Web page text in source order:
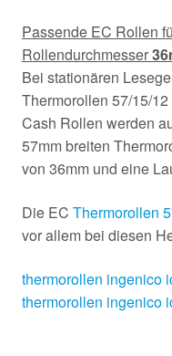
Passende EC Rollen
Rollendurchmesser
Bei stationären
Thermorollen 57/15/
Cash Rollen werden
57mm breiten
von 36mm und eine
Die EC Thermorollen
vor allem bei diesen
thermorollen ingenico
thermorollen ingenico